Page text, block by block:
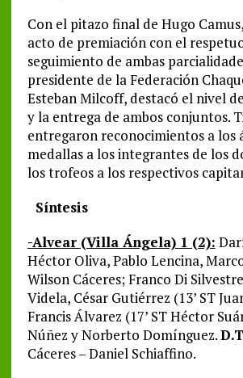
Con el pitazo final de Hugo
acto de premiación con el
seguimiento de ambas
presidente de la Federación
Esteban Milcoff, destacó el nivel
y la entrega de ambos conjuntos.
entregaron reconocimientos a los
medallas a los integrantes de los
los trofeos a los respectivos
Síntesis
-Alvear (Villa Ángela) 1 (2):
Héctor Oliva, Pablo Lencina,
Wilson Cáceres; Franco Di
Videla, César Gutiérrez (13’ ST
Francis Álvarez (17’ ST Héctor
Núñez y Norberto Domínguez.
Cáceres – Daniel Schiaffino.